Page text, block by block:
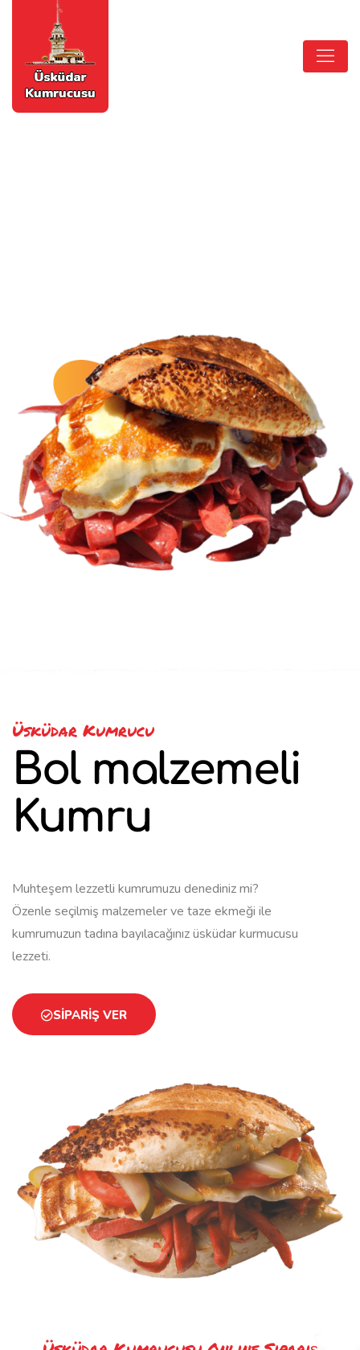
Üsküdar Kumrucu
Bol malzemeli
Kumru
Muhteşem lezzetli kumrumuzu denediniz mi?
Özenle seçilmiş malzemeler ve taze ekmeği ile
kumrumuzun tadına bayılacağınız üsküdar kurmucusu
lezzeti.
SIPARIŞ VER